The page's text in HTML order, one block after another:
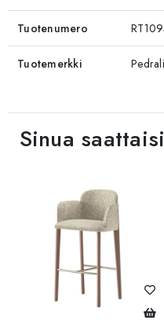
Tuotenumero
Tuotemerkki Pedrali
Sinua